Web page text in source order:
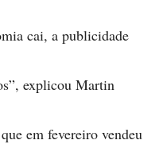
cai, a publicidade
explicou Martin
em fevereiro vendeu